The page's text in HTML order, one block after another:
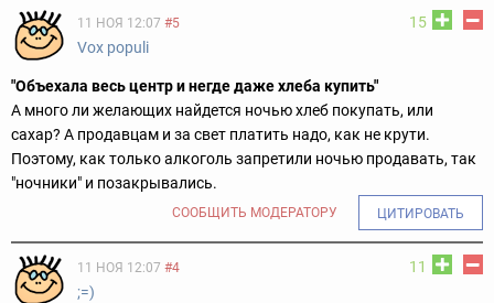
15
11 НОЯ 12:07 #5
Vox populi
"Объехала весь центр и негде даже хлеба купить"
А много ли желающих найдется ночью хлеб покупать, или
сахар? А продавцам и за свет платить надо, как не крути.
Поэтому, как только алкоголь запретили ночью продавать, так
"ночники" и позакрывались.
СООБЩИТЬ МОДЕРАТОРУ ЦИТИРОВАТЬ
11
11 НОЯ 12:07 #4
;=)